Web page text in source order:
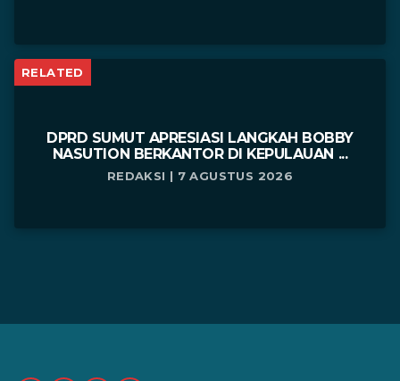
RELATED
DPRD SUMUT APRESIASI LANGKAH BOBBY
NASUTION BERKANTOR DI KEPULAUAN ...
REDAKSI | 7 AGUSTUS 2026